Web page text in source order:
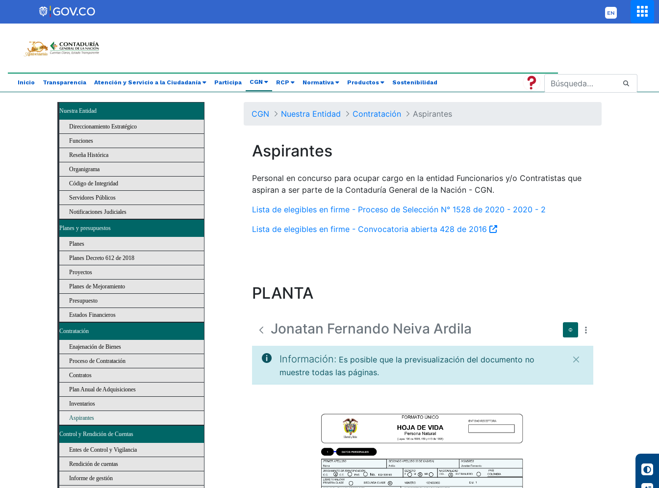
Saltar al contenido principal
Abrir menú de accesibilidad
Inicio Transparencia Atención y Servicio a la Ciudadanía Participa CGN (current)
RCP Normativa Productos Sostenibilidad
Nuestra Entidad
Direccionamiento Estratégico
Funciones
Reseña Histórica
Organigrama
Código de Integridad
Servidores Públicos
Notificaciones Judiciales
Planes y presupuestos
Planes
Planes Decreto 612 de 2018
Proyectos
Planes de Mejoramiento
Presupuesto
Estados Financieros
Contratación
Enajenación de Bienes
Proceso de Contratación
Contratos
Plan Anual de Adquisiciones
Inventarios
Aspirantes
Control y Rendición de Cuentas
Entes de Control y Vigilancia
Rendición de cuentas
Informe de gestión
CGN Nuestra Entidad Contratación Aspirantes
Aspirantes
Personal en concurso para ocupar cargo en la entidad Funcionarios y/o Contratistas que
aspiran a ser parte de la Contaduría General de la Nación - CGN.
Lista de elegibles en firme - Proceso de Selección N° 1528 de 2020 - 2020 - 2
Lista de elegibles en firme - Convocatoria abierta 428 de 2016
PLANTA
Jonatan Fernando Neiva Ardila
Información: Es posible que la previsualización del documento no
muestre todas las páginas.